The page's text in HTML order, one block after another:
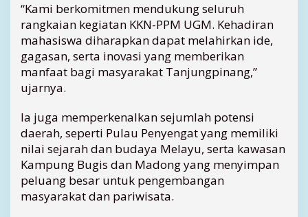
h
i
r
n
y
a
o
v
a
s
i
u
“Kami berkomitmen mendukung seluruh
rangkaian kegiatan KKN-PPM UGM. Kehadiran
mahasiswa diharapkan dapat melahirkan ide,
gagasan, serta inovasi yang memberikan
manfaat bagi masyarakat Tanjungpinang,”
ujarnya.
Ia juga memperkenalkan sejumlah potensi
daerah, seperti Pulau Penyengat yang memiliki
nilai sejarah dan budaya Melayu, serta kawasan
Kampung Bugis dan Madong yang menyimpan
peluang besar untuk pengembangan
masyarakat dan pariwisata.